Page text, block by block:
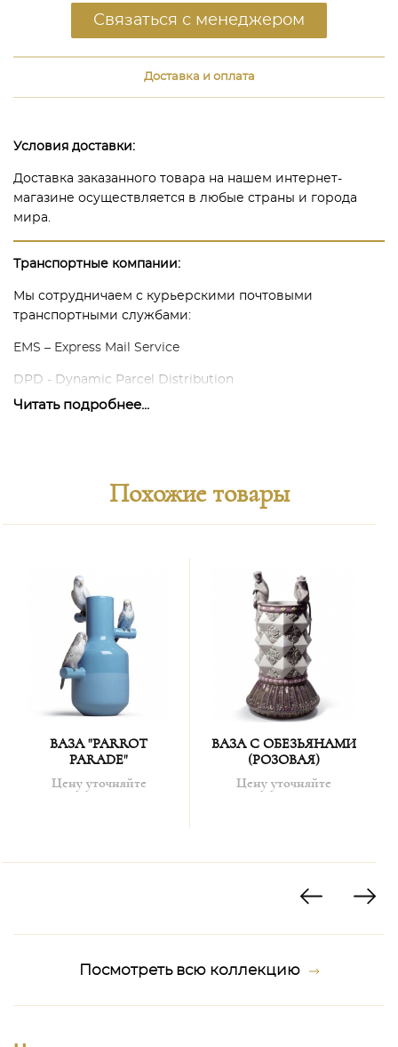
Связаться с менеджером
Доставка и оплата
Условия доставки:
Доставка заказанного товара на нашем интернет-
магазине осуществляется в любые страны и города
мира.
Транспортные компании:
Мы сотрудничаем с курьерскими почтовыми
транспортными службами:
EMS – Express Mail Service
DPD - Dynamic Parcel Distribution
Наши собтвенные курьеры и транспортные средства.
соответствии с потребностями наших покупателей.
Наша задача заключается в том, чтобы доставка была
максимально удобна для обеих сторон, результативна и
Способы оплаты:
Расчётный счёт в виде банковского или электронного
перевода по инвойсу.
Стоимость доставки:
Стоимость доставки высчитывается в каждом
конкретном случае отдельно.
В среднем расчёт составляет 10% от стоимости
заказанного товара.
в Карловых Варах – доставка осуществляется в течение
Карловых Варах:
* LLADRO/AIDA/LOBMEYR/AZ-DESIGN/HG ATELIER:
Читать подробнее...
Похожие товары
ВАЗА "PARROT
PARADE"
Цену уточняйте
ВАЗА С ОБЕЗЬЯНАМИ
(РОЗОВАЯ)
Цену уточняйте
Посмотреть всю коллекцию